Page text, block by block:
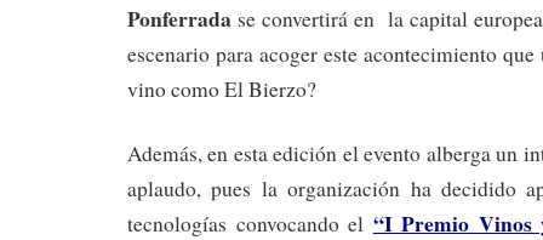
Ponferrada se convertirá en la capital
escenario para acoger este acontecimiento
vino como El Bierzo?
Además, en esta edición el evento alberga un
aplaudo, pues la organización ha decidido
tecnologías convocando el “I Premio Vinos